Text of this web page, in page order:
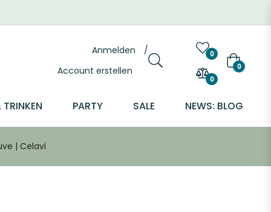
Anmelden
/
Account erstellen
0
0
Warenkorb
0
TRINKEN PARTY SALE NEWS: BLOG
| Celavi